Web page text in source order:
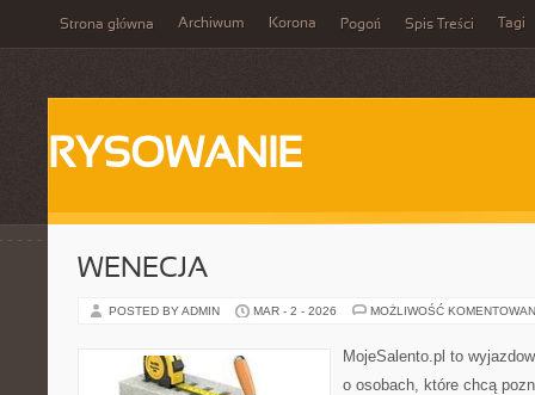
Strona główna Archiwum Korona Pogoń Spis Treści Tagi
RYSOWANIE
WENECJA
POSTED BY ADMIN MAR - 2 - 2026 MOŻLIWOŚĆ
MojeSalento.pl to
o osobach, które chcą